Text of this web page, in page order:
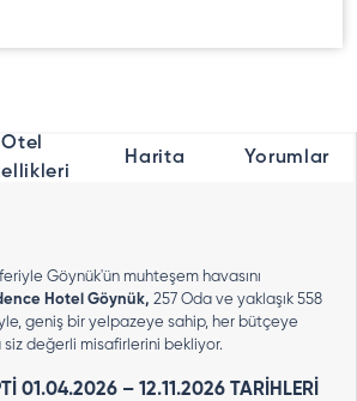
Otel
Harita Yorumlar
Göynük'ün muhteşem havasını
Hotel Göynük, 257 Oda ve yaklaşık 558
geniş bir yelpazeye sahip, her bütçeye
değerli misafirlerini bekliyor.
01.04.2026 – 12.11.2026 TARİHLERİ